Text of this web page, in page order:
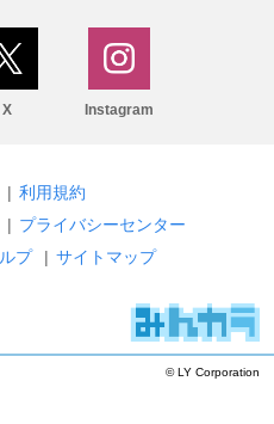
X Instagram
| 利用規約
| プライバシーセンター
プ | サイトマップ
© LY Corporation